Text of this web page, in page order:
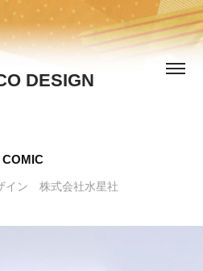
DESIGN
COMIC
イン 株式会社水星社